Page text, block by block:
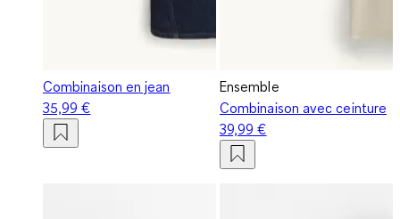
Combinaison en jean
35,99 €
Ensemble
Combinaison avec ceinture
39,99 €